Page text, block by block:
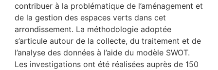
contribuer à la problématique de l’aménagement et
de la gestion des espaces verts dans cet
arrondissement. La méthodologie adoptée
s’articule autour de la collecte, du traitement et de
l’analyse des données à l’aide du modèle SWOT.
Les investigations ont été réalisées auprès de 150